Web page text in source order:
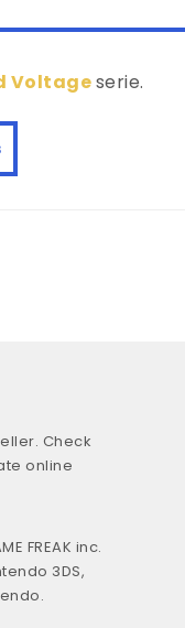
Voltageserie.
Check
online
FREAK inc.
3DS,